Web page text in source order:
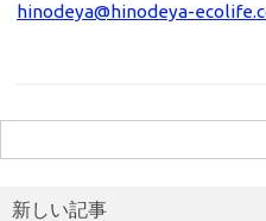
hinodeya@hinodeya-
索:
新しい記事